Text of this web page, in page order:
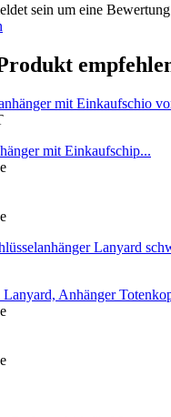
sein um eine
mit Einkaufschip...
Anhänger